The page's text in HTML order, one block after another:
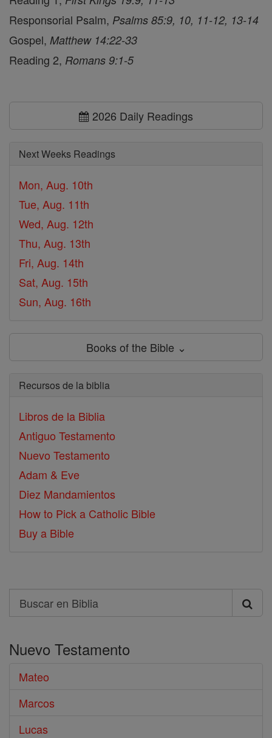
Responsorial Psalm, Psalms 85:9, 10, 11-12, 13-14
Gospel, Matthew 14:22-33
Reading 2, Romans 9:1-5
2026 Daily Readings
Next Weeks Readings
Mon, Aug. 10th
Tue, Aug. 11th
Wed, Aug. 12th
Thu, Aug. 13th
Fri, Aug. 14th
Sat, Aug. 15th
Sun, Aug. 16th
Books of the Bible ⌄
Recursos de la biblia
Libros de la Biblia
Antiguo Testamento
Nuevo Testamento
Adam & Eve
Diez Mandamientos
How to Pick a Catholic Bible
Buy a Bible
Search
Buscar
Biblia
Nuevo Testamento
Mateo
Marcos
Lucas